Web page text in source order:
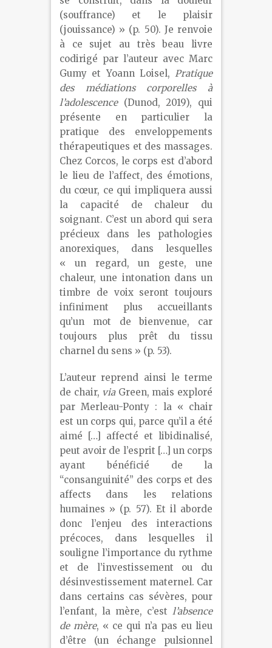
(souffrance) et le plaisir
(jouissance) » (p. 50). Je renvoie
à ce sujet au très beau livre
codirigé par l’auteur avec Marc
Gumy et Yoann Loisel, Pratique
des médiations corporelles à
l’adolescence(Dunod, 2019), qui
présente en particulier la
pratique des enveloppements
thérapeutiques et des massages.
Chez Corcos, le corps est d’abord
le lieu de l’affect, des émotions,
du cœur, ce qui impliquera aussi
la capacité de chaleur du
soignant. C’est un abord qui sera
précieux dans les pathologies
anorexiques, dans lesquelles
« un regard, un geste, une
chaleur, une intonation dans un
timbre de voix seront toujours
infiniment plus accueillants
qu’un mot de bienvenue, car
toujours plus prêt du tissu
charnel du sens » (p. 53).
L’auteur reprend ainsi le terme
de chair, viaGreen, mais exploré
par Merleau-Ponty : la « chair
est un corps qui, parce qu’il a été
aimé […] affecté et libidinalisé,
peut avoir de l’esprit […] un corps
ayant bénéficié de la
“consanguinité” des corps et des
affects dans les relations
humaines » (p. 57). Et il aborde
donc l’enjeu des interactions
précoces, dans lesquelles il
souligne l’importance du rythme
et de l’investissement ou du
désinvestissement maternel. Car
dans certains cas sévères, pour
l’enfant, la mère, c’est l’absence
de mère, « ce qui n’a pas eu lieu
d’être (un échange pulsionnel